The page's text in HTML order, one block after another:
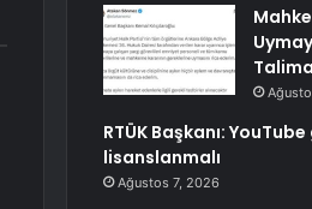
RTÜK Başkanı:
lisanslanmalı
Ağustos 7, 2026